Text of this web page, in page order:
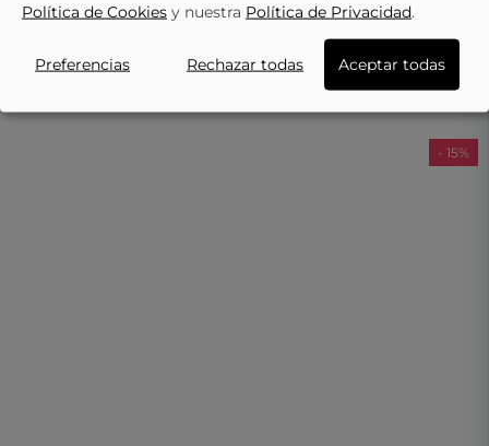
- 15%
Política de Cookies y nuestra Política de Privacidad.
Preferencias Rechazar todas Aceptar todas